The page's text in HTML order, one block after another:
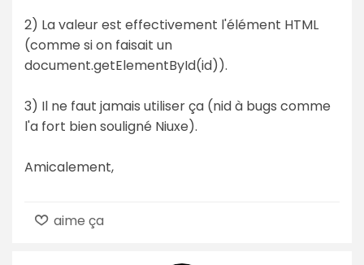
2) La valeur est effectivement l'élément HTML
(comme si on faisait un
document.getElementById(id)).
3) Il ne faut jamais utiliser ça (nid à bugs comme
l'a fort bien souligné Niuxe).
Amicalement,
aime ça